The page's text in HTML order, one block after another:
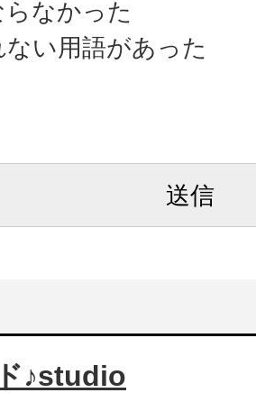
なかった
ない用語があった
♪studio